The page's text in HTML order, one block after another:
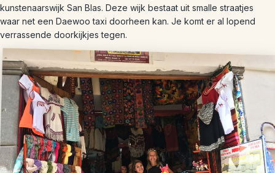
kunstenaarswijk San Blas. Deze wijk bestaat uit smalle straatjes
waar net een Daewoo taxi doorheen kan. Je komt er al lopend
verrassende doorkijkjes tegen.